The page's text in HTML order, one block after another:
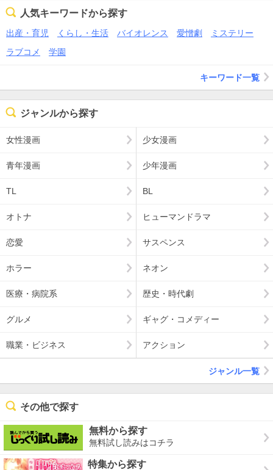
人気キーワードから探す
出産・育児 くらし・生活 バイオレンス 愛憎劇
ミステリー
ラブコメ
学園
キーワード一覧
ジャンルから探す
女性漫画 少女漫画
青年漫画 少年漫画
TL BL
オトナ ヒューマンドラマ
恋愛 サスペンス
ホラー ネオン
医療・病院系 歴史・時代劇
グルメ ギャグ・コメディー
職業・ビジネス アクション
ジャンル一覧
その他で探す
無料から探す
無料試し読みはコチラ
特集から探す